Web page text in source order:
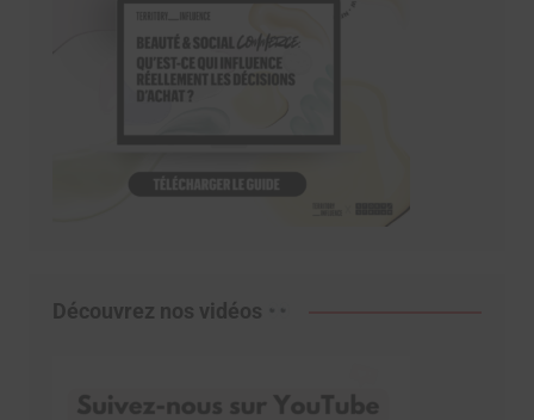
Découvrez nos vidéos